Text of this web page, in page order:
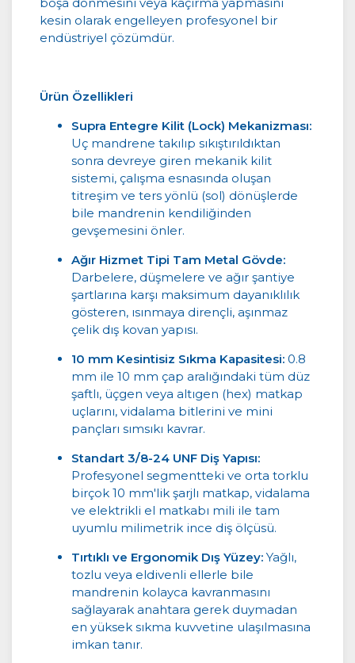
kesin olarak engelleyen profesyonel bir
endüstriyel çözümdür.
Ürün Özellikleri
Supra Entegre Kilit (Lock) Mekanizması:
Uç mandrene takılıp sıkıştırıldıktan
sonra devreye giren mekanik kilit
sistemi, çalışma esnasında oluşan
titreşim ve ters yönlü (sol) dönüşlerde
bile mandrenin kendiliğinden
gevşemesini önler.
Ağır Hizmet Tipi Tam Metal Gövde:
Darbelere, düşmelere ve ağır şantiye
şartlarına karşı maksimum dayanıklılık
gösteren, ısınmaya dirençli, aşınmaz
çelik dış kovan yapısı.
10 mm Kesintisiz Sıkma Kapasitesi: 0.8
mm ile 10 mm çap aralığındaki tüm düz
şaftlı, üçgen veya altıgen (hex) matkap
uçlarını, vidalama bitlerini ve mini
pançları sımsıkı kavrar.
Standart 3/8-24 UNF Diş Yapısı:
Profesyonel segmentteki ve orta torklu
birçok 10 mm'lik şarjlı matkap, vidalama
ve elektrikli el matkabı mili ile tam
uyumlu milimetrik ince diş ölçüsü.
Tırtıklı ve Ergonomik Dış Yüzey: Yağlı,
tozlu veya eldivenli ellerle bile
mandrenin kolayca kavranmasını
sağlayarak anahtara gerek duymadan
en yüksek sıkma kuvvetine ulaşılmasına
imkan tanır.